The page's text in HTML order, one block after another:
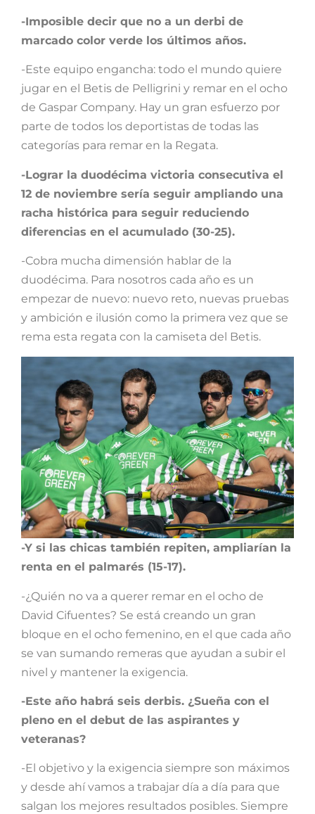
-Imposible decir que no a un derbi de
marcado color verde los últimos años.
-Este equipo engancha: todo el mundo quiere
jugar en el Betis de Pelligrini y remar en el ocho
de Gaspar Company. Hay un gran esfuerzo por
parte de todos los deportistas de todas las
categorías para remar en la Regata.
-Lograr la duodécima victoria consecutiva el
12 de noviembre sería seguir ampliando una
racha histórica para seguir reduciendo
diferencias en el acumulado (30-25).
-Cobra mucha dimensión hablar de la
duodécima. Para nosotros cada año es un
empezar de nuevo: nuevo reto, nuevas pruebas
y ambición e ilusión como la primera vez que se
rema esta regata con la camiseta del Betis.
-Y si las chicas también repiten, ampliarían la
renta en el palmarés (15-17).
-¿Quién no va a querer remar en el ocho de
David Cifuentes? Se está creando un gran
bloque en el ocho femenino, en el que cada año
se van sumando remeras que ayudan a subir el
nivel y mantener la exigencia.
-Este año habrá seis derbis. ¿Sueña con el
pleno en el debut de las aspirantes y
veteranas?
-El objetivo y la exigencia siempre son máximos
y desde ahí vamos a trabajar día a día para que
salgan los mejores resultados posibles. Siempre